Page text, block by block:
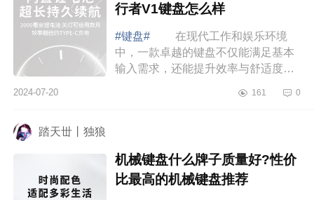
行者V1键盘怎么样
#键盘#
在现代工作和娱乐环境
中，一款卓越的键盘不仅能满足基本
输入需求，还能提升效率与舒适度。
盘哪个型号好？前行者V1键盘怎么
2024-07-20 161 0
踏天丗丨独狼
机械键盘什么牌子质量好?性价
比最高的机械键盘推荐